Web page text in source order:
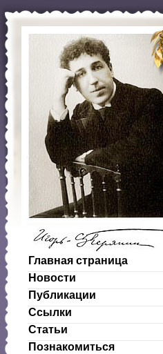
Главная страница
Новости
Публикации
Ссылки
Статьи
Познакомиться